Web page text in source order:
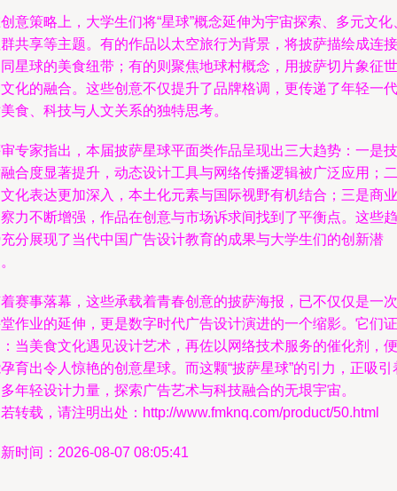
意策略上，大学生们将“星球”概念延伸为宇宙探索、多元文化
共享等主题。有的作品以太空旅行为背景，将披萨描绘成连接
星球的美食纽带；有的则聚焦地球村概念，用披萨切片象征世
化的融合。这些创意不仅提升了品牌格调，更传递了年轻一代
食、科技与人文关系的独特思考。
专家指出，本届披萨星球平面类作品呈现出三大趋势：一是技
合度显著提升，动态设计工具与网络传播逻辑被广泛应用；二
化表达更加深入，本土化元素与国际视野有机结合；三是商业
力不断增强，作品在创意与市场诉求间找到了平衡点。这些趋
分展现了当代中国广告设计教育的成果与大学生们的创新潜
赛事落幕，这些承载着青春创意的披萨海报，已不仅仅是一次
作业的延伸，更是数字时代广告设计演进的一个缩影。它们证
当美食文化遇见设计艺术，再佐以网络技术服务的催化剂，便
育出令人惊艳的创意星球。而这颗“披萨星球”的引力，正吸引
年轻设计力量，探索广告艺术与科技融合的无垠宇宙。
转载，请注明出处：http://www.fmknq.com/product/50.html
时间：2026-08-07 08:05:41